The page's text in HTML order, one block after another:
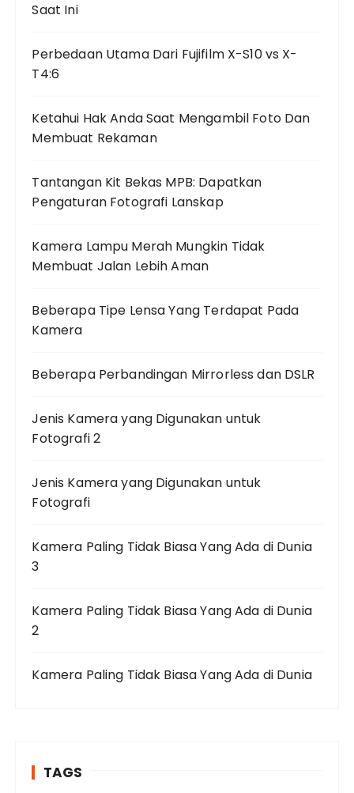
Saat Ini
Perbedaan Utama Dari Fujifilm X-S10 vs X-
T4:6
Ketahui Hak Anda Saat Mengambil Foto Dan
Membuat Rekaman
Tantangan Kit Bekas MPB: Dapatkan
Pengaturan Fotografi Lanskap
Kamera Lampu Merah Mungkin Tidak
Membuat Jalan Lebih Aman
Beberapa Tipe Lensa Yang Terdapat Pada
Kamera
Beberapa Perbandingan Mirrorless dan DSLR
Jenis Kamera yang Digunakan untuk
Fotografi 2
Jenis Kamera yang Digunakan untuk
Fotografi
Kamera Paling Tidak Biasa Yang Ada di Dunia
3
Kamera Paling Tidak Biasa Yang Ada di Dunia
2
Kamera Paling Tidak Biasa Yang Ada di Dunia
TAGS